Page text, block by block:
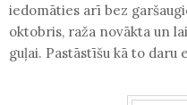
iedomāties arī bez
oktobris, raža novākta un
guļai. Pastāstīšu kā to daru